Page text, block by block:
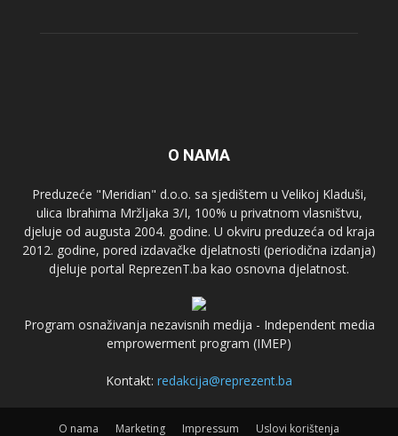
O NAMA
Preduzeće "Meridian" d.o.o. sa sjedištem u Velikoj Kladuši,
ulica Ibrahima Mržljaka 3/I, 100% u privatnom vlasništvu,
djeluje od augusta 2004. godine. U okviru preduzeća od kraja
2012. godine, pored izdavačke djelatnosti (periodična izdanja)
djeluje portal ReprezenT.ba kao osnovna djelatnost.
Program osnaživanja nezavisnih medija - Independent media
emprowerment program (IMEP)
Kontakt: redakcija@reprezent.ba
O nama Marketing Impressum Uslovi korištenja